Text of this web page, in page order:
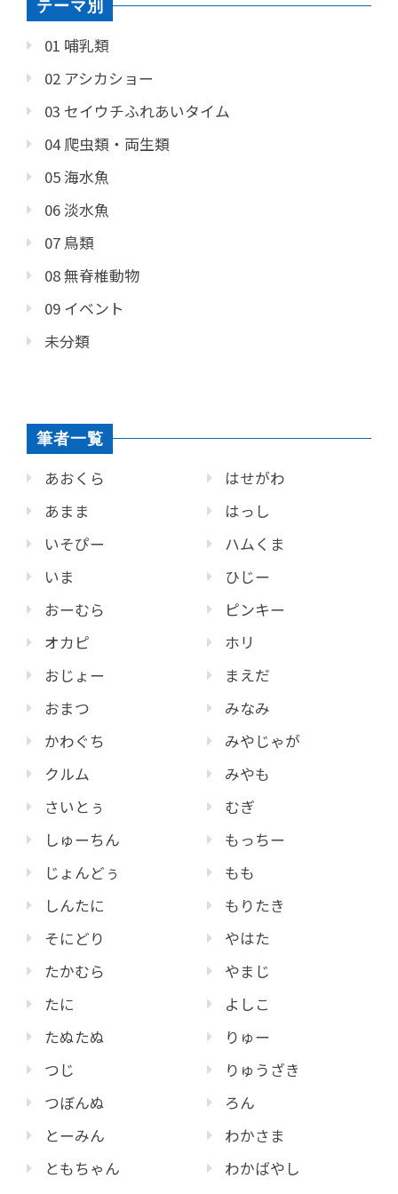
テーマ別
01 哺乳類
02 アシカショー
03 セイウチふれあいタイム
04 爬虫類・両生類
05 海水魚
06 淡水魚
07 鳥類
08 無脊椎動物
09 イベント
未分類
筆者一覧
あおくら
あまま
いそぴー
いま
おーむら
オカピ
おじょー
おまつ
かわぐち
クルム
さいとぅ
しゅーちん
じょんどぅ
しんたに
そにどり
たかむら
たに
たぬたぬ
つじ
つぼんぬ
とーみん
ともちゃん
はせがわ
はっし
ハムくま
ひじー
ピンキー
ホリ
まえだ
みなみ
みやじゃが
みやも
むぎ
もっちー
もも
もりたき
やはた
やまじ
よしこ
りゅー
りゅうざき
ろん
わかさま
わかばやし